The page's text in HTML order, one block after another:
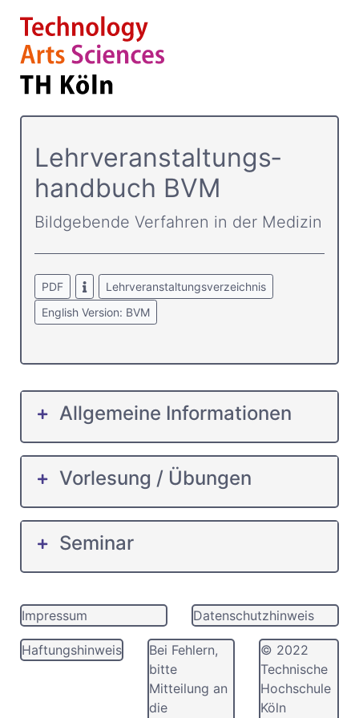
Lehrver­anstaltungs­
handbuch BVM
Bildgebende Verfahren in der Medizin
PDF
Lehrveranstaltungsverzeichnis
English Version: BVM
Allgemeine Informationen
Vorlesung / Übungen
Seminar
Impressum Datenschutzhinweis
Haftungshinweis
Bei Fehlern,
bitte
Mitteilung an
die
© 2022
Technische
Hochschule
Köln